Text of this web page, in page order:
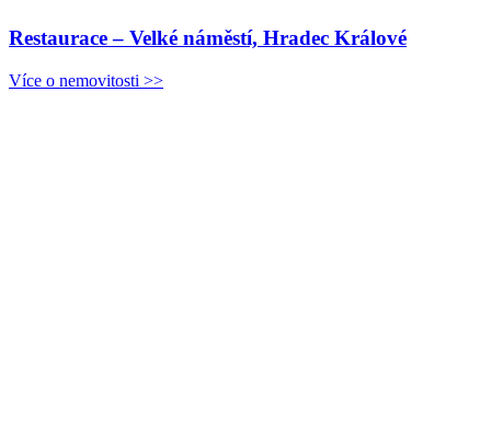
Restaurace – Velké náměstí, Hradec Králové
Více o nemovitosti >>